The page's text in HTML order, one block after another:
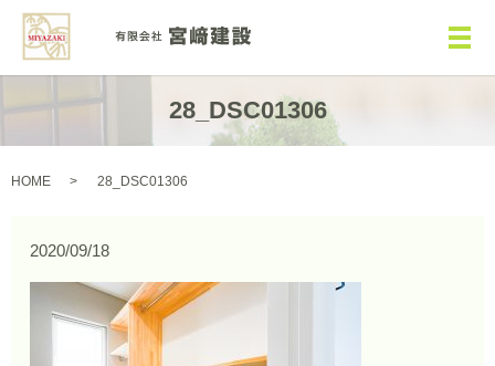
メ
28_DSC01306
HOME 28_DSC01306
2020/09/18